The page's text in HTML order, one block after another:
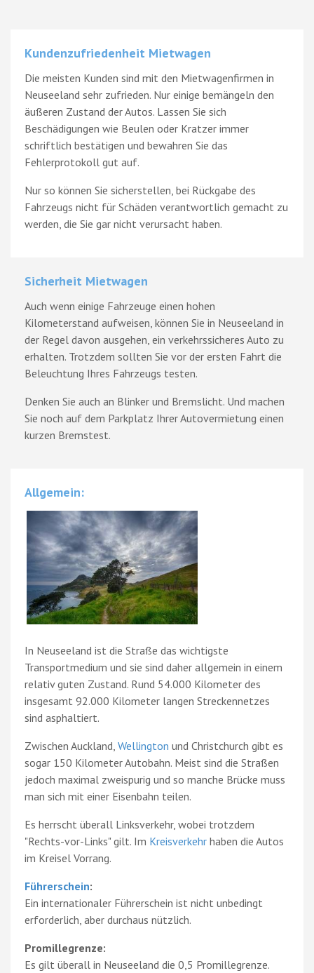
Kundenzufriedenheit Mietwagen
Die meisten Kunden sind mit den Mietwagenfirmen in
Neuseeland sehr zufrieden. Nur einige bemängeln den
äußeren Zustand der Autos. Lassen Sie sich
Beschädigungen wie Beulen oder Kratzer immer
schriftlich bestätigen und bewahren Sie das
Fehlerprotokoll gut auf.
Nur so können Sie sicherstellen, bei Rückgabe des
Fahrzeugs nicht für Schäden verantwortlich gemacht zu
werden, die Sie gar nicht verursacht haben.
Sicherheit Mietwagen
Auch wenn einige Fahrzeuge einen hohen
Kilometerstand aufweisen, können Sie in Neuseeland in
der Regel davon ausgehen, ein verkehrssicheres Auto zu
erhalten. Trotzdem sollten Sie vor der ersten Fahrt die
Beleuchtung Ihres Fahrzeugs testen.
Denken Sie auch an Blinker und Bremslicht. Und machen
Sie noch auf dem Parkplatz Ihrer Autovermietung einen
kurzen Bremstest.
Allgemein:
In Neuseeland ist die Straße das wichtigste
Transportmedium und sie sind daher allgemein in einem
relativ guten Zustand. Rund 54.000 Kilometer des
insgesamt 92.000 Kilometer langen Streckennetzes
sind asphaltiert.
Zwischen Auckland, Wellington und Christchurch gibt es
sogar 150 Kilometer Autobahn. Meist sind die Straßen
jedoch maximal zweispurig und so manche Brücke muss
man sich mit einer Eisenbahn teilen.
Es herrscht überall Linksverkehr, wobei trotzdem
"Rechts-vor-Links" gilt. Im Kreisverkehr haben die Autos
im Kreisel Vorrang.
Führerschein:
Ein internationaler Führerschein ist nicht unbedingt
erforderlich, aber durchaus nützlich.
Promillegrenze:
Es gilt überall in Neuseeland die 0,5 Promillegrenze.